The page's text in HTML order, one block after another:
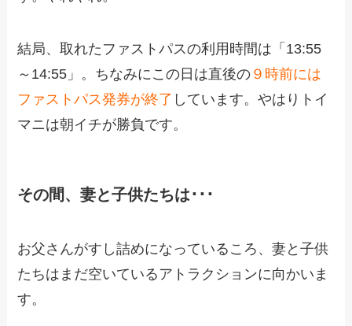
結局、取れたファストパスの利用時間は「13:55
～14:55」。ちなみにこの日は直後の ９時前には
ファストパス発券が終了 しています。やはりトイ
マニは朝イチが勝負です。
その間、妻と子供たちは･･･
お父さんがすし詰めになっているころ、妻と子供
たちはまだ空いているアトラクションに向かいま
す。